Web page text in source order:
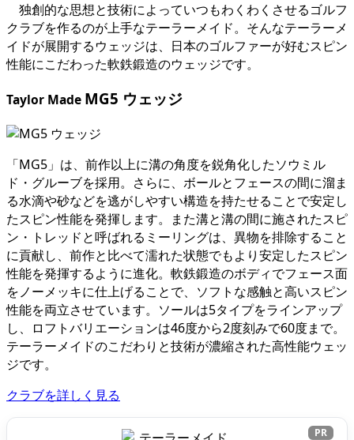
独創的な思想と技術によっていつもわくわくさせるゴルフ
クラブを作るのが上手なテーラーメイド。そんなテーラーメ
イドが展開するウェッジは、日本のゴルファーが好むスピン
性能にこだわった軟鉄鍛造のウェッジです。
Taylor Made MG5 ウェッジ
「MG5」は、前作以上に溝の角度を鋭角化したソウミル
ド・グルーブを採用。さらに、ボールとフェースの間に溜ま
る水滴や砂などを逃がしやすい構造を持たせることで安定し
たスピン性能を発揮します。また溝と溝の間に施されたスピ
ン・トレッドと呼ばれるミーリングは、異物を排除すること
に貢献し、前作と比べて濡れた状態でもより安定したスピン
性能を発揮するように進化。軟鉄鍛造のボディでフェース面
をノーメッキに仕上げることで、ソフトな感触と高いスピン
性能を両立させています。ソールは5タイプをラインアップ
し、ロフトバリエーションは46度から2度刻みで60度まで。
テーラーメイドのこだわりと技術が濃縮された高性能ウェッ
ジです。
クラブを詳しく見る
PR